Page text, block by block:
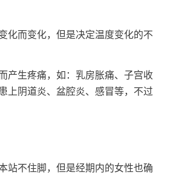
而变化，但是决定温度变化的不
生疼痛，如：乳房胀痛、子宫收
上阴道炎、盆腔炎、感冒等，不过
不住脚，但是经期内的女性也确